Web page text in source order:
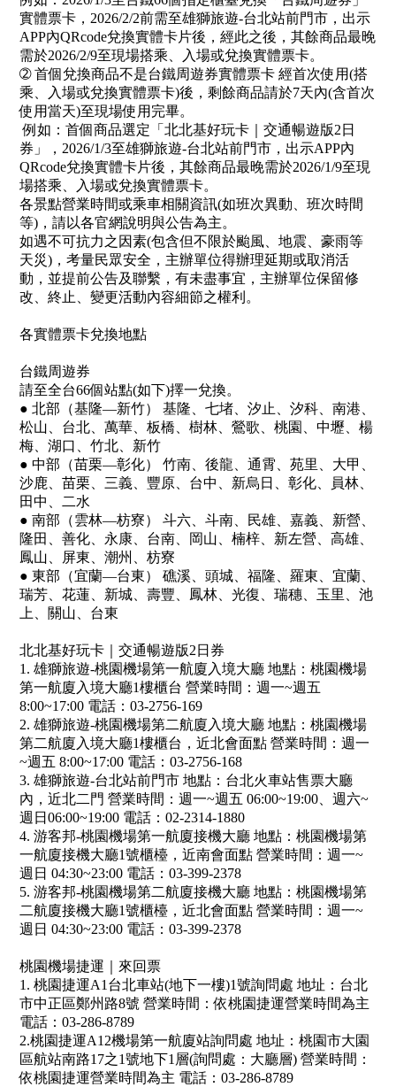
實體票卡，2026/2/2前需至雄獅旅遊-台北站前門市，出示
APP內QRcode兌換實體卡片後，經此之後，其餘商品最晚
需於2026/2/9至現場搭乘、入場或兌換實體票卡。
➁ 首個兌換商品不是台鐵周遊券實體票卡 經首次使用(搭
乘、入場或兌換實體票卡)後，剩餘商品請於7天內(含首次
使用當天)至現場使用完畢。
例如：首個商品選定「北北基好玩卡｜交通暢遊版2日
券」，2026/1/3至雄獅旅遊-台北站前門市，出示APP內
QRcode兌換實體卡片後，其餘商品最晚需於2026/1/9至現
場搭乘、入場或兌換實體票卡。
各景點營業時間或乘車相關資訊(如班次異動、班次時間
等)，請以各官網說明與公告為主。
如遇不可抗力之因素(包含但不限於颱風、地震、豪雨等
天災)，考量民眾安全，主辦單位得辦理延期或取消活
動，並提前公告及聯繫，有未盡事宜，主辦單位保留修
改、終止、變更活動內容細節之權利。
各實體票卡兌換地點
台鐵周遊券
請至全台66個站點(如下)擇一兌換。
● 北部（基隆—新竹） 基隆、七堵、汐止、汐科、南港、
松山、台北、萬華、板橋、樹林、鶯歌、桃園、中壢、楊
梅、湖口、竹北、新竹
● 中部（苗栗—彰化） 竹南、後龍、通霄、苑里、大甲、
沙鹿、苗栗、三義、豐原、台中、新烏日、彰化、員林、
田中、二水
● 南部（雲林—枋寮） 斗六、斗南、民雄、嘉義、新營、
隆田、善化、永康、台南、岡山、楠梓、新左營、高雄、
鳳山、屏東、潮州、枋寮
● 東部（宜蘭—台東） 礁溪、頭城、福隆、羅東、宜蘭、
瑞芳、花蓮、新城、壽豐、鳳林、光復、瑞穗、玉里、池
上、關山、台東
北北基好玩卡｜ 交通暢遊版2日券
1. 雄獅旅遊-桃園機場第一航廈入境大廳 地點：桃園機場
第一航廈入境大廳1樓櫃台 營業時間：週一~週五
8:00~17:00 電話：03-2756-169
2. 雄獅旅遊-桃園機場第二航廈入境大廳 地點：桃園機場
第二航廈入境大廳1樓櫃台，近北會面點 營業時間：週一
~週五 8:00~17:00 電話：03-2756-168
3. 雄獅旅遊-台北站前門市 地點：台北火車站售票大廳
內，近北二門 營業時間：週一~週五 06:00~19:00、週六~
週日06:00~19:00 電話：02-2314-1880
4. 游客邦-桃園機場第一航廈接機大廳 地點：桃園機場第
一航廈接機大廳1號櫃檯，近南會面點 營業時間：週一~
週日 04:30~23:00 電話：03-399-2378
5. 游客邦-桃園機場第二航廈接機大廳 地點：桃園機場第
二航廈接機大廳1號櫃檯，近北會面點 營業時間：週一~
週日 04:30~23:00 電話：03-399-2378
桃園機場捷運｜來回票
1. 桃園捷運A1台北車站(地下一樓)1號詢問處 地址：台北
市中正區鄭州路8號 營業時間：依桃園捷運營業時間為主
電話：03-286-8789
2.桃園捷運A12機場第一航廈站詢問處 地址：桃園市大園
區航站南路17之1號地下1層(詢問處：大廳層) 營業時間：
依桃園捷運營業時間為主 電話：03-286-8789